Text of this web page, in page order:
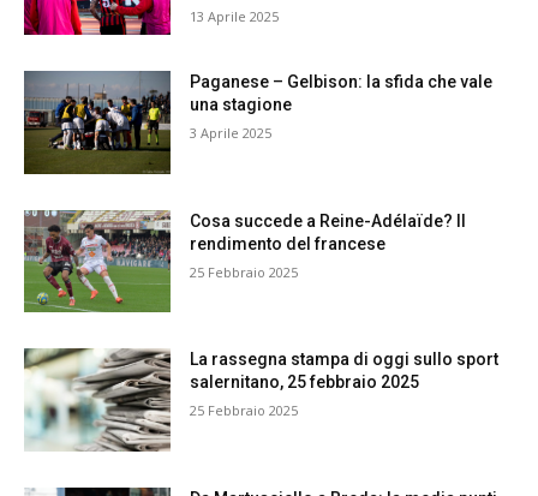
13 Aprile 2025
Paganese – Gelbison: la sfida che vale
una stagione
3 Aprile 2025
Cosa succede a Reine-Adélaïde? Il
rendimento del francese
25 Febbraio 2025
La rassegna stampa di oggi sullo sport
salernitano, 25 febbraio 2025
25 Febbraio 2025